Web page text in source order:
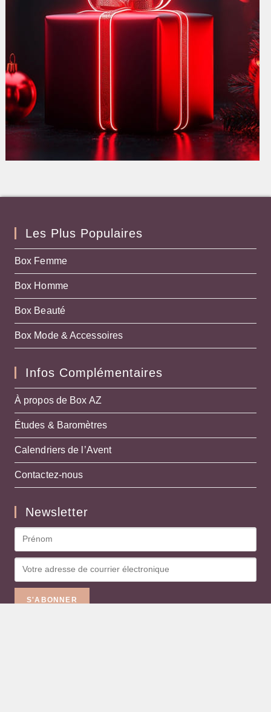
Les Plus Populaires
Box Femme
Box Homme
Box Beauté
Box Mode & Accessoires
Infos Complémentaires
À propos de Box AZ
Études & Baromètres
Calendriers de l’Avent
Contactez-nous
Newsletter